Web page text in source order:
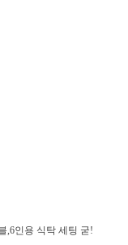
,6인용 식탁 세팅 굳!